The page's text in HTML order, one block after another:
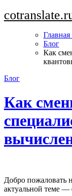
Перейти
к
Главная
Блог
Как
Блог
Как
Добро пожаловать на страницу, посвященную важной и
актуальной теме —